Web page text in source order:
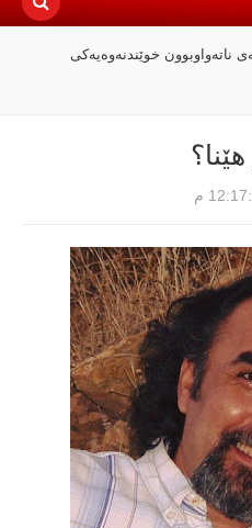
ناتەواوبوون خوێندنەوەیەکی